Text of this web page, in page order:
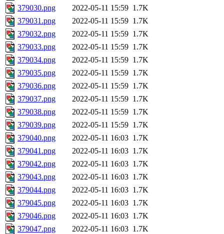
379030.png
2022-05-11 15:59 1.7K
379031.png
2022-05-11 15:59 1.7K
379032.png
2022-05-11 15:59 1.7K
379033.png
2022-05-11 15:59 1.7K
379034.png
2022-05-11 15:59 1.7K
379035.png
2022-05-11 15:59 1.7K
379036.png
2022-05-11 15:59 1.7K
379037.png
2022-05-11 15:59 1.7K
379038.png
2022-05-11 15:59 1.7K
379039.png
2022-05-11 15:59 1.7K
379040.png
2022-05-11 16:03 1.7K
379041.png
2022-05-11 16:03 1.7K
379042.png
2022-05-11 16:03 1.7K
379043.png
2022-05-11 16:03 1.7K
379044.png
2022-05-11 16:03 1.7K
379045.png
2022-05-11 16:03 1.7K
379046.png
2022-05-11 16:03 1.7K
379047.png
2022-05-11 16:03 1.7K